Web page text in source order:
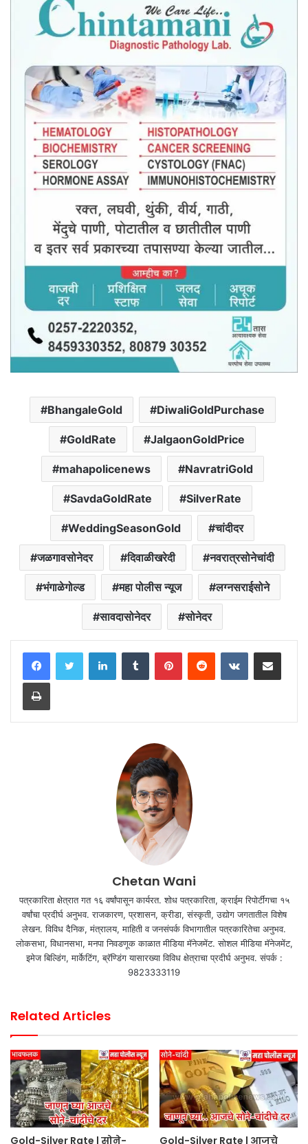
BhangaleGold DiwaliGoldPurchase
GoldRate JalgaonGoldPrice
mahapolicenews NavratriGold
SavdaGoldRate SilverRate
WeddingSeasonGold चांदीदर
जळगावसोनेदर दिवाळीखरेदी नवरात्रसोनेचांदी
भंगाळेगोल्ड महा पोलीस न्यूज लग्नसराईसोने
सावदासोनेदर सोनेदर
LinkedInTumblr PinterestReddit VKontakteShare via Email
Print
Chetan Wani
पत्रकारिता क्षेत्रात गत १६ वर्षांपासून कार्यरत. शोध पत्रकारिता, क्राईम रिपोर्टींगचा १५
वर्षांचा प्रदीर्घ अनुभव. राजकारण, प्रशासन, क्रीडा, संस्कृती, उद्योग जगतातील विशेष
लेखन. विविध दैनिक, मंत्रालय, माहिती व जनसंपर्क विभागातील पत्रकारितेचा अनुभव.
लोकसभा, विधानसभा, मनपा निवडणूक काळात मीडिया मॅनेजमेंट. सोशल मीडिया मॅनेजमेंट,
इमेज बिल्डिंग, मार्केटिंग, ब्रॅण्डिंग यासारख्या विविध क्षेत्राचा प्रदीर्घ अनुभव. संपर्क :
9823333119
Related Articles
Gold-Silver Rate | सोने- Gold-Silver Rate | आजचे